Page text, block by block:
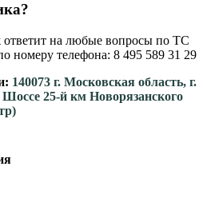
ответит на любые вопросы по ТС
номеру телефона: 8 495 589 31 29
140073 г. Московская область, г.
25-й км Новорязанского